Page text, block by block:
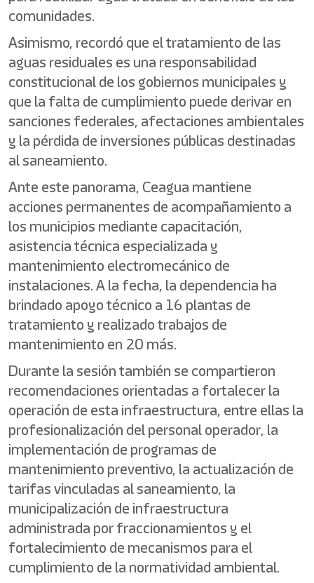
comunidades.
Asimismo, recordó que el tratamiento de las
aguas residuales es una responsabilidad
constitucional de los gobiernos municipales y
que la falta de cumplimiento puede derivar en
sanciones federales, afectaciones ambientales
y la pérdida de inversiones públicas destinadas
al saneamiento.
Ante este panorama, Ceagua mantiene
acciones permanentes de acompañamiento a
los municipios mediante capacitación,
asistencia técnica especializada y
mantenimiento electromecánico de
instalaciones. A la fecha, la dependencia ha
brindado apoyo técnico a 16 plantas de
tratamiento y realizado trabajos de
mantenimiento en 20 más.
Durante la sesión también se compartieron
recomendaciones orientadas a fortalecer la
operación de esta infraestructura, entre ellas la
profesionalización del personal operador, la
implementación de programas de
mantenimiento preventivo, la actualización de
tarifas vinculadas al saneamiento, la
municipalización de infraestructura
administrada por fraccionamientos y el
fortalecimiento de mecanismos para el
cumplimiento de la normatividad ambiental.